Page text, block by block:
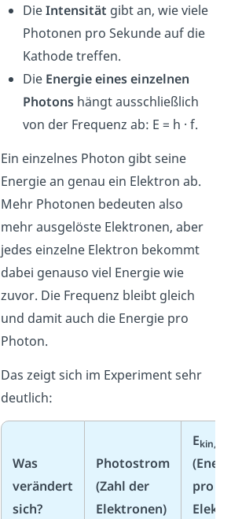
DieIntensität gibt an, wie viele
Photonen pro Sekunde auf die
Kathode treffen.
Die Energie eines einzelnen
Photons hängt ausschließlich
von der Frequenz ab: E = h · f.
Ein einzelnes Photon gibt seine
Energie an genau ein Elektron ab.
Mehr Photonen bedeuten also
mehr ausgelöste Elektronen, aber
jedes einzelne Elektron bekommt
dabei genauso viel Energie wie
zuvor. Die Frequenz bleibt gleich
und damit auch die Energie pro
Photon.
Das zeigt sich im Experiment sehr
deutlich:
Was
verändert
sich?
Photostrom
(Zahl der
Elektronen)
E
pro